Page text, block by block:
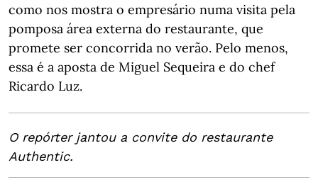
como nos mostra o empresário numa visita pela
pomposa área externa do restaurante, que
promete ser concorrida no verão. Pelo menos,
essa é a aposta de Miguel Sequeira e do chef
Ricardo Luz.
O repórter jantou a convite do restaurante
Authentic.